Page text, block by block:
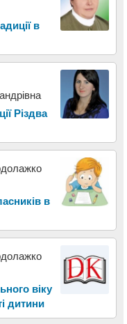
в
Різдва
в
віку
дитини